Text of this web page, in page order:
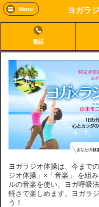
Menu
電話
ヨガラジオ体操は、今まで
ジオ体操」×「音楽」 を組
ルの音楽を使い、ヨガ呼吸
軽さで楽しめます。ヨガラ
う！